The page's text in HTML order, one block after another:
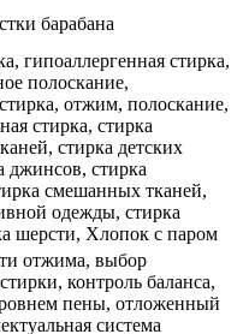
барабана
гипоаллергенная стирка,
полоскание,
отжим, полоскание,
стирка, стирка
стирка детских
джинсов, стирка
смешанных тканей,
одежды, стирка
шерсти, Хлопок с паром
отжима, выбор
контроль баланса,
пены, отложенный
система